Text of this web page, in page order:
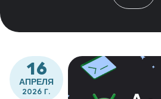
16
АПРЕЛЯ
2026 Г.